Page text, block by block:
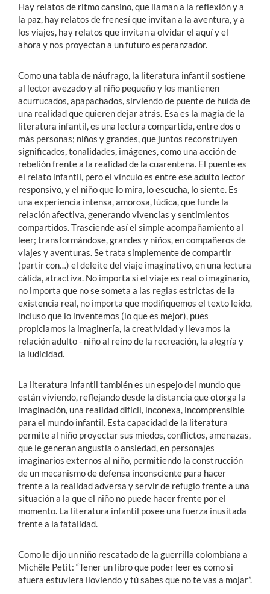
Hay relatos de ritmo cansino, que llaman a la reflexión y a
la paz, hay relatos de frenesí que invitan a la aventura, y a
los viajes, hay relatos que invitan a olvidar el aquí y el
ahora y nos proyectan a un futuro esperanzador.
Como una tabla de náufrago, la literatura infantil sostiene
al lector avezado y al niño pequeño y los mantienen
acurrucados, apapachados, sirviendo de puente de huída de
una realidad que quieren dejar atrás. Esa es la magia de la
literatura infantil, es una lectura compartida, entre dos o
más personas; niños y grandes, que juntos reconstruyen
significados, tonalidades, imágenes, como una acción de
rebelión frente a la realidad de la cuarentena. El puente es
el relato infantil, pero el vínculo es entre ese adulto lector
responsivo, y el niño que lo mira, lo escucha, lo siente. Es
una experiencia intensa, amorosa, lúdica, que funde la
relación afectiva, generando vivencias y sentimientos
compartidos. Trasciende así el simple acompañamiento al
leer; transformándose, grandes y niños, en compañeros de
viajes y aventuras. Se trata simplemente de compartir
(partir con…) el deleite del viaje imaginativo, en una lectura
cálida, atractiva. No importa si el viaje es real o imaginario,
no importa que no se someta a las reglas estrictas de la
existencia real, no importa que modifiquemos el texto leído,
incluso que lo inventemos (lo que es mejor), pues
propiciamos la imaginería, la creatividad y llevamos la
relación adulto - niño al reino de la recreación, la alegría y
la ludicidad.
La literatura infantil también es un espejo del mundo que
están viviendo, reflejando desde la distancia que otorga la
imaginación, una realidad difícil, inconexa, incomprensible
para el mundo infantil. Esta capacidad de la literatura
permite al niño proyectar sus miedos, conflictos, amenazas,
que le generan angustia o ansiedad, en personajes
imaginarios externos al niño, permitiendo la construcción
de un mecanismo de defensa inconsciente para hacer
frente a la realidad adversa y servir de refugio frente a una
situación a la que el niño no puede hacer frente por el
momento. La literatura infantil posee una fuerza inusitada
frente a la fatalidad.
Como le dijo un niño rescatado de la guerrilla colombiana a
Michêle Petit: “Tener un libro que poder leer es como si
afuera estuviera lloviendo y tú sabes que no te vas a mojar”.